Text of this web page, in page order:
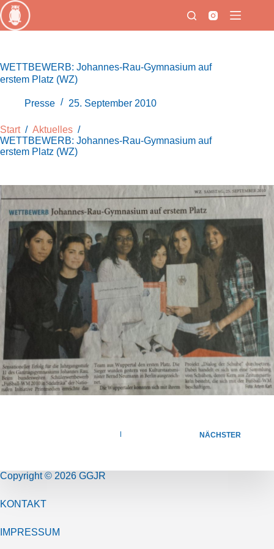
Zum
Inhalt
springen
WETTBEWERB: Johannes-Rau-Gymnasium auf
erstem Platz (WZ)
Presse 25. September 2010
Start / Aktuelles /
WETTBEWERB: Johannes-Rau-Gymnasium auf
erstem Platz (WZ)
NÄCHSTER
Copyright © 2026 GGJR
KONTAKT
IMPRESSUM